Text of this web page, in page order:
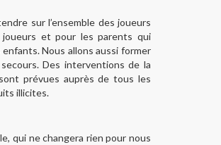
sur l’ensemble des joueurs
et pour les parents qui
Nous allons aussi former
Des interventions de la
prévues auprès de tous les
illicites.
qui ne changera rien pour nous